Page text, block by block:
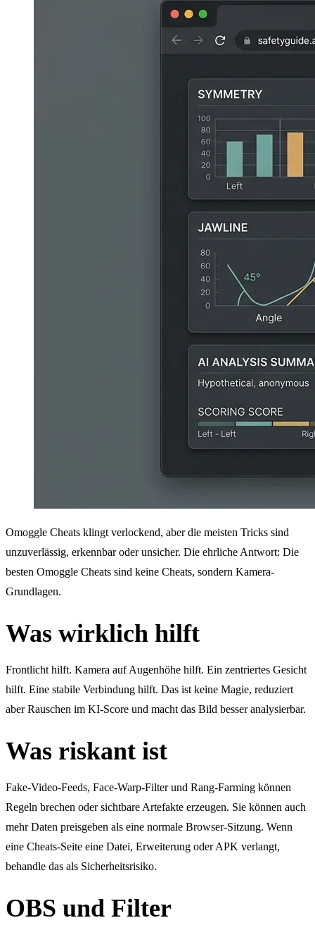
Omoggle Cheats klingt verlockend, aber die meisten Tricks sind
unzuverlässig, erkennbar oder unsicher. Die ehrliche Antwort: Die
besten Omoggle Cheats sind keine Cheats, sondern Kamera-
Grundlagen.
Was wirklich hilft
Frontlicht hilft. Kamera auf Augenhöhe hilft. Ein zentriertes Gesicht
hilft. Eine stabile Verbindung hilft. Das ist keine Magie, reduziert
aber Rauschen im KI-Score und macht das Bild besser analysierbar.
Was riskant ist
Fake-Video-Feeds, Face-Warp-Filter und Rang-Farming können
Regeln brechen oder sichtbare Artefakte erzeugen. Sie können auch
mehr Daten preisgeben als eine normale Browser-Sitzung. Wenn
eine Cheats-Seite eine Datei, Erweiterung oder APK verlangt,
behandle das als Sicherheitsrisiko.
OBS und Filter